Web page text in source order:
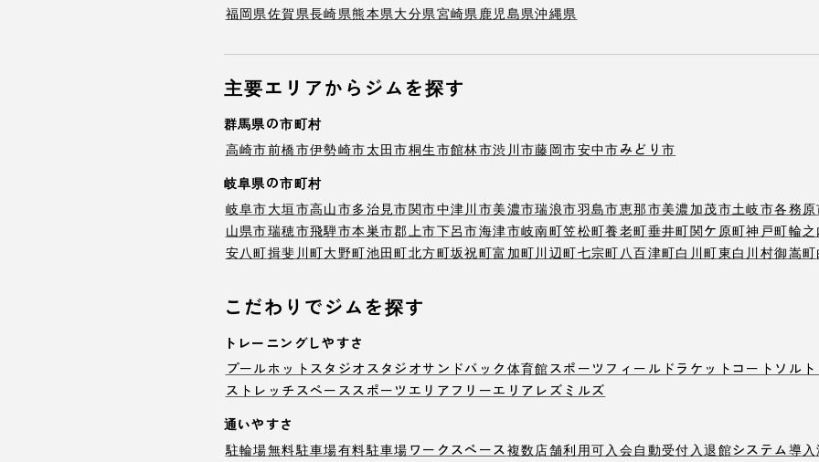
福岡県佐賀県長崎県熊本県大分県宮崎県鹿児島県沖縄県
主要エリアからジムを探す
群馬県の市町村
高崎市前橋市伊勢崎市太田市桐生市館林市渋川市藤岡市安中市みどり市
岐阜県の市町村
岐阜市大垣市高山市多治見市関市中津川市美濃市瑞浪市羽島市恵那市美濃加茂市土岐市各務原
山県市瑞穂市飛騨市本巣市郡上市下呂市海津市岐南町笠松町養老町垂井町関ケ原町神戸町輪
安八町揖斐川町大野町池田町北方町坂祝町富加町川辺町七宗町 八百津町白川町東白川村御嵩町
こだわりでジムを探す
トレーニングしやすさ
プールホットスタジオ スタジオサンドバック 体育館スポーツフィールド ラケットコート ソル
ストレッチスペーススポーツエリア フリーエリア レズミルズ
通いやすさ
駐輪場無料駐車場有料駐車場 ワークスペース複数店舗利用可入会自動受付 入退館システム導入